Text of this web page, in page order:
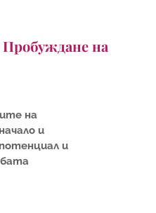
на
на
и
и